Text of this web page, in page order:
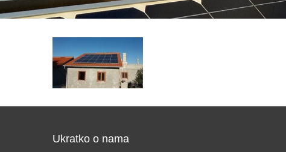
Ukratko o nama